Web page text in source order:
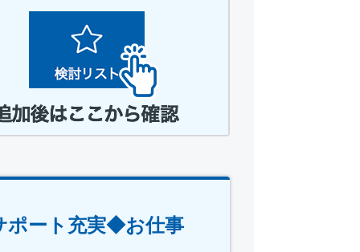
ポート充実◆お仕事